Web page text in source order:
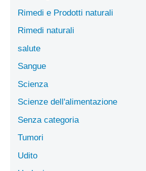
Rimedi e Prodotti naturali
Rimedi naturali
salute
Sangue
Scienza
Scienze dell'alimentazione
Senza categoria
Tumori
Udito